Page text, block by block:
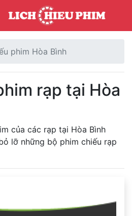
phim Hòa Bình
rạp tại Hòa
của các rạp tại Hòa Bình
lỡ những bộ phim chiếu rạp